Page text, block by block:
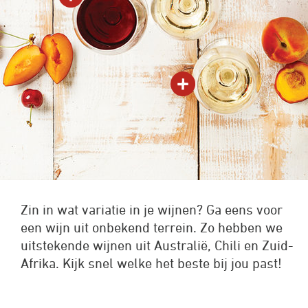
Zin in wat variatie in je wijnen? Ga eens voor
een wijn uit onbekend terrein. Zo hebben we
uitstekende wijnen uit Australië, Chili en Zuid-
Afrika. Kijk snel welke het beste bij jou past!